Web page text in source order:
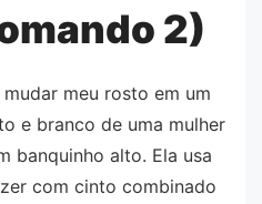
2)
meu rosto em um
e branco de uma mulher
banquinho alto. Ela usa
com cinto combinado